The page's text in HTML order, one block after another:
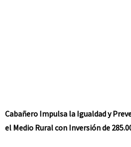
Cabañero Impulsa la Igualdad y
el Medio Rural con Inversión de